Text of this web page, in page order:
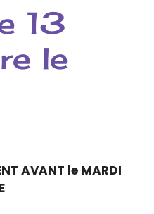
13
le
AVANT le MARDI